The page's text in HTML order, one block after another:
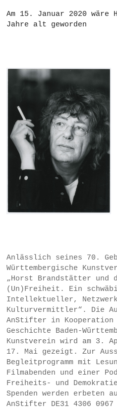
Am 15. Januar 2020
Jahre alt geworden
Anlässlich seines 70.
Württembergische
„Horst Brandstätter und
(Un)Freiheit. Ein
Intellektueller,
Kulturvermittler“. Die
AnStifter in Kooperation
Geschichte Baden-
Kunstverein wird am 3.
17. Mai gezeigt. Zur
Begleitprogramm mit
Filmabenden und einer
Freiheits- und
Spenden werden erbeten
AnStifter DE31 4306 0967